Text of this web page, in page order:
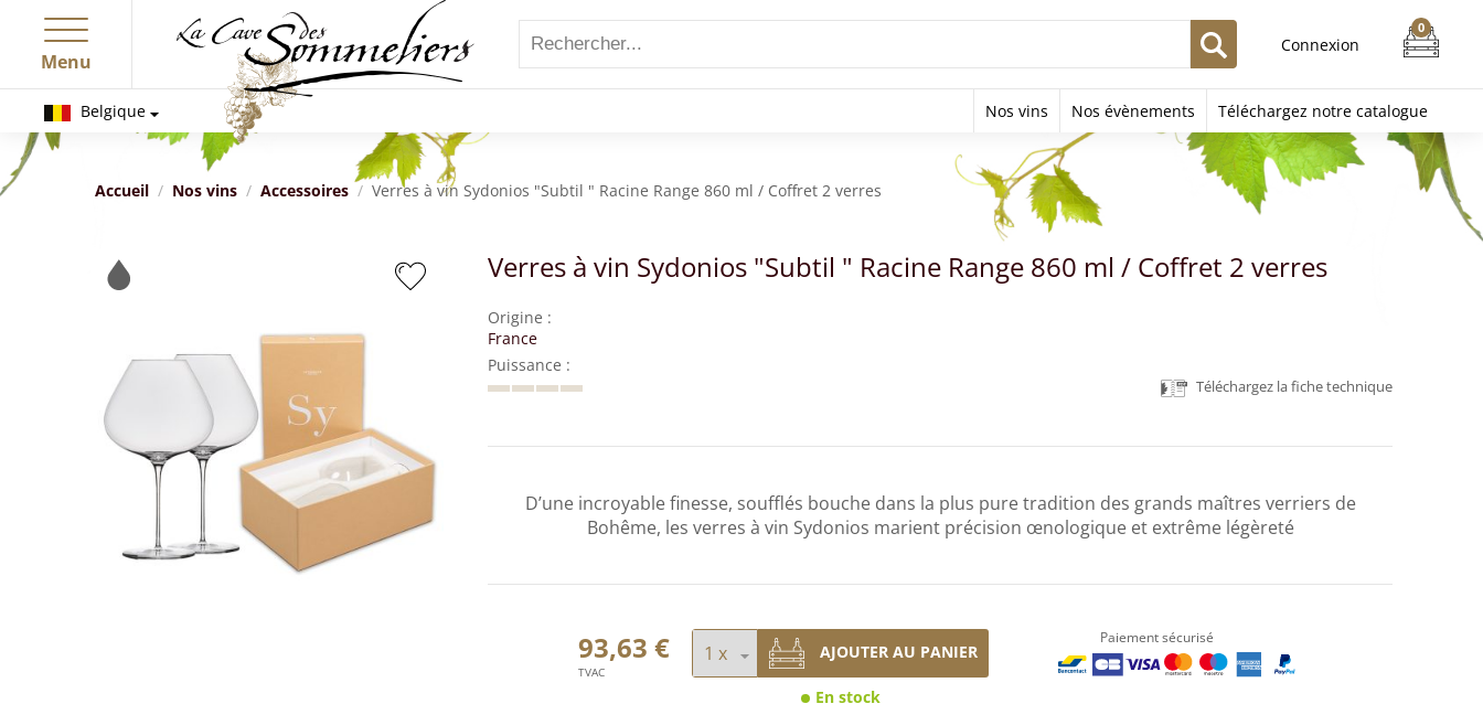
Connexion
Menu
Belgique Nos vins Nos évènements Téléchargez notre catalogue
Accueil Nos vins Accessoires Verres à vin Sydonios "Subtil " Racine Range 860 ml / Coffret 2 verres
Verres à vin Sydonios "Subtil " Racine Range 860 ml / Coffret 2 verres
Origine
France
Puissance
Téléchargez la fiche technique
D’une incroyable finesse, soufflés bouche dans la plus pure tradition des grands maîtres verriers de
Bohême, les verres à vin Sydonios marient précision œnologique et extrême légèreté
93,63 €
TVAC
AJOUTER AU PANIER
En stock
Paiement sécurisé